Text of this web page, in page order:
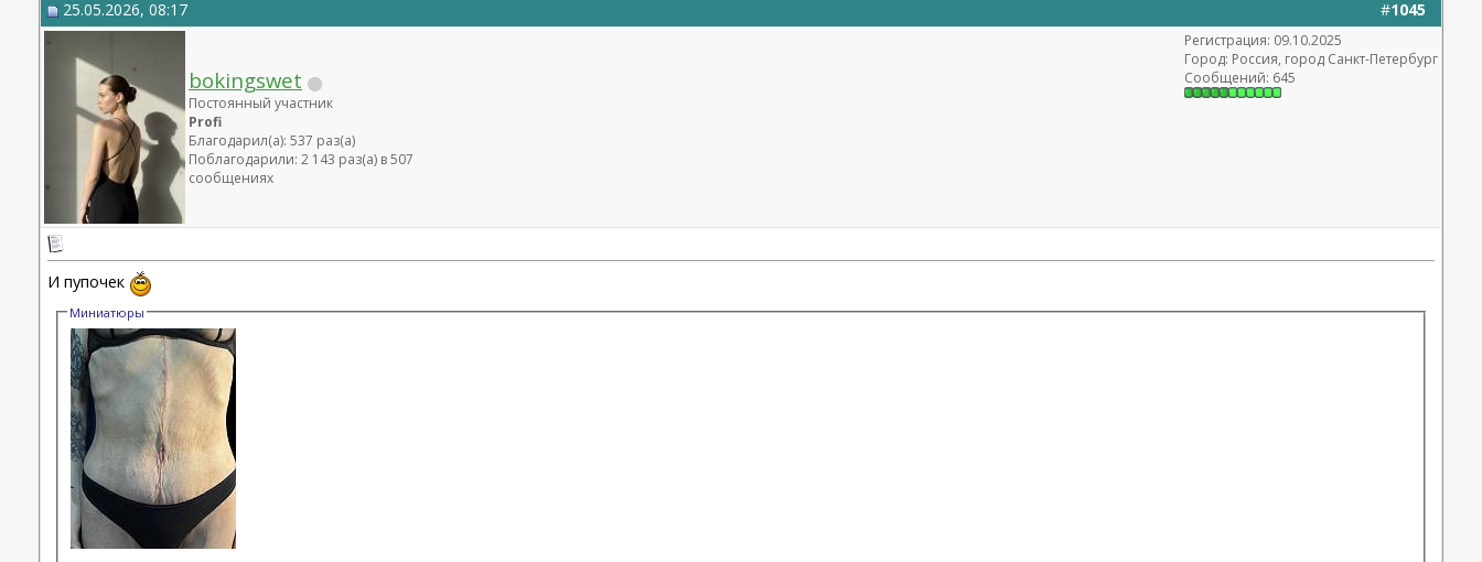
#1045
25.05.2026, 08:17
bokingswet
Постоянный участник
Profi
Благодарил(а): 537 раз(а)
Поблагодарили: 2 143 раз(а) в 507
сообщениях
Регистрация: 09.10.2025
Город: Россия, город Санкт-Петербург
Сообщений: 645
И пупочек
Миниатюры